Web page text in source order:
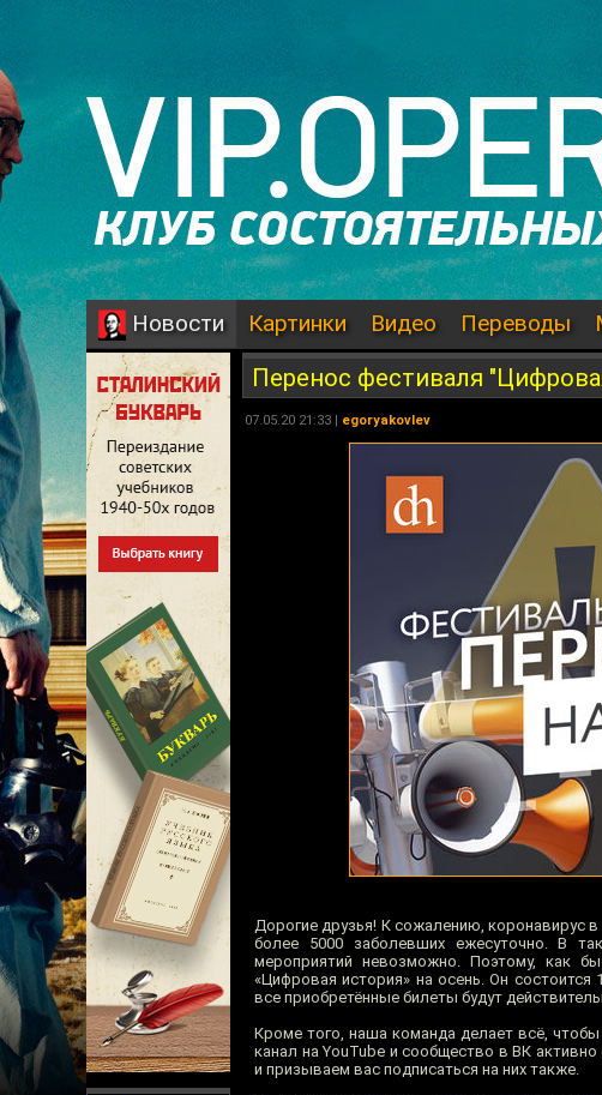
Новости Картинки Видео Переводы
Перенос фестиваля
07.05.20 21:33 | egoryakovlev
Дорогие друзья! К сожалению, коронавирус
более 5000 заболевших ежесуточно. В
мероприятий невозможно. Поэтому, как
«Цифровая история» на осень. Он
все приобретённые билеты будут
Кроме того, наша команда делает всё,
канал на YouTube и cообщество в ВК
и призываем вас подписаться на них также.